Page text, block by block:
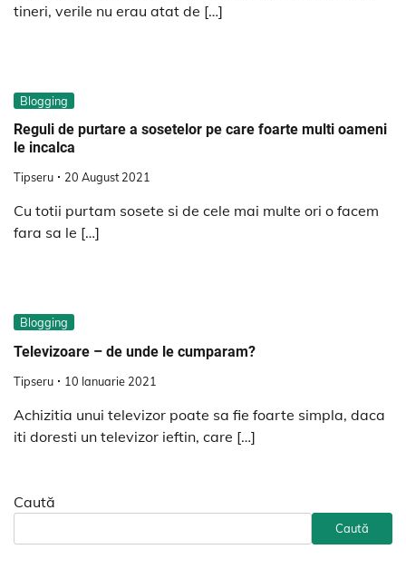
tineri, verile nu erau atat de […]
Blogging
Reguli de purtare a sosetelor pe care foarte multi oameni
le incalca
Tipseru 20 August 2021
Cu totii purtam sosete si de cele mai multe ori o facem
fara sa le […]
Blogging
Televizoare – de unde le cumparam?
Tipseru 10 Ianuarie 2021
Achizitia unui televizor poate sa fie foarte simpla, daca
iti doresti un televizor ieftin, care […]
Caută
Caută